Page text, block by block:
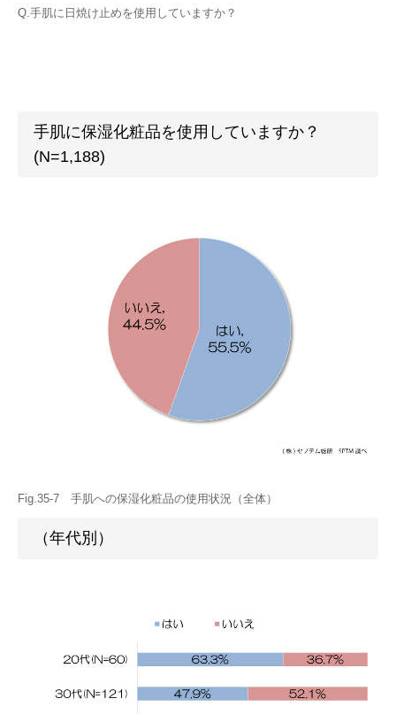
Q.手肌に日焼け止めを使用していますか？
手肌に保湿化粧品を使用していますか？
(N=1,188)
Fig.35-7 手肌への保湿化粧品の使用状況（全体）
（年代別）